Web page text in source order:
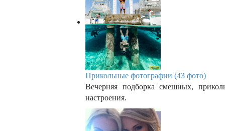
Прикольные фотографии (43 фото)
Вечерняя подборка смешных,
настроения.